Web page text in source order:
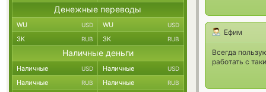
Ефим
Всегда
работать с
Денежные переводы
WU USD WU USD
ЗК RUB ЗК RUB
Наличные деньги
Наличные USD Наличные USD
Наличные RUB Наличные RUB